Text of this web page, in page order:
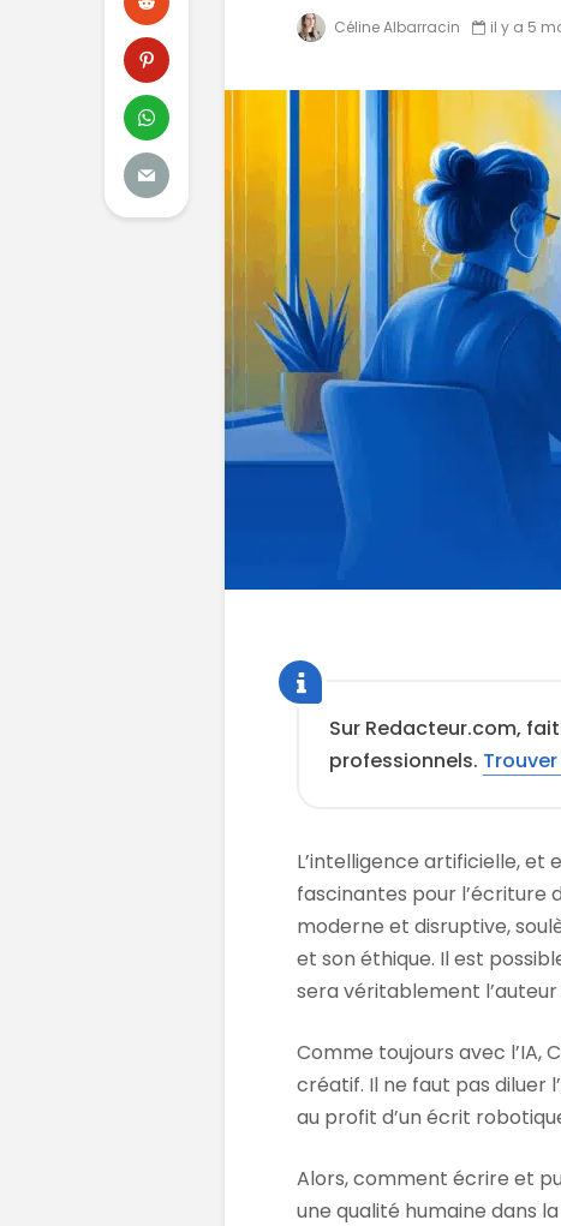
Céline Albarracin il y a 5
Sur Redacteur.com,
professionnels.
L’intelligence artificielle, et
fascinantes pour l’écriture
moderne et disruptive,
et son éthique. Il est
sera véritablement l’auteur
Comme toujours avec l’IA,
créatif. Il ne faut pas diluer
au profit d’un écrit
Alors, comment écrire et
une qualité humaine dans